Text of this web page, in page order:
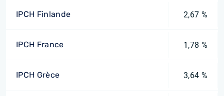
IPCH Finlande 2,67 %
IPCH France 1,78 %
IPCH Grèce 3,64 %